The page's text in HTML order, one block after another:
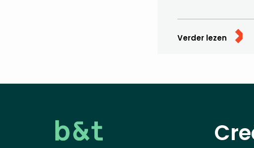
Verder lezen